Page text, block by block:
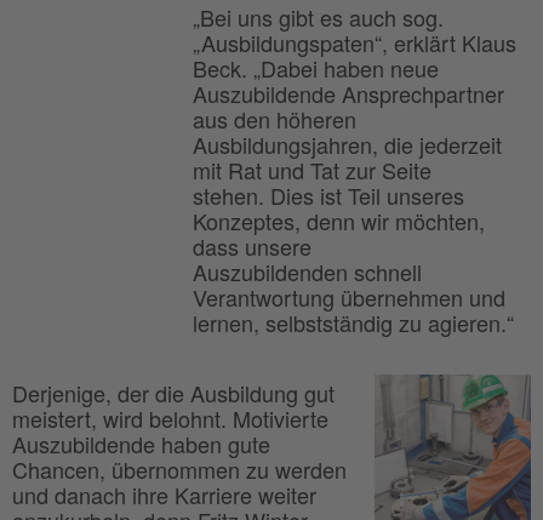
„Bei uns gibt es auch sog.
„Ausbildungspaten“, erklärt Klaus
Beck. „Dabei haben neue
Auszubildende Ansprechpartner
aus den höheren
Ausbildungsjahren, die jederzeit
mit Rat und Tat zur Seite
stehen. Dies ist Teil unseres
Konzeptes, denn wir möchten,
dass unsere
Auszubildenden schnell
Verantwortung übernehmen und
lernen, selbstständig zu agieren.“
Derjenige, der die Ausbildung gut
meistert, wird belohnt. Motivierte
Auszubildende haben gute
Chancen, übernommen zu werden
und danach ihre Karriere weiter